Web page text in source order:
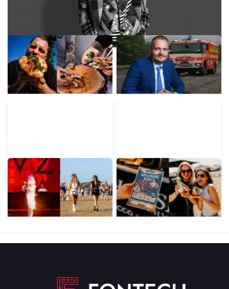
Mladý Ukrajinec otvoril v
Bratislave nový street
food za 30-tisíc eur. Prax
získal v michelinských
reštauráciách
Miliardár Strnad rozširuje
výrobu na Slovensku.
Hlási rekord a zákazky za
46 miliárd eur
Prvý deň LOVESTREAMU
odštartoval vo veľkom.
Pozri si exkluzívne fotky
priamo z miesta diania
Gastro na
LOVESTREAME: Za
hotdog dáš 5 eur,
palacinka vyjde až na 20
eur (PREHĽAD CIEN)